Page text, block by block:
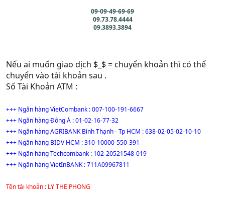
09-09-49-69-69
09.73.78.4444
09.3893.3894
Nếu ai muốn giao dịch $_$ = chuyển khoản thì có thể
chuyển vào tài khoản sau .
Số Tài Khoản ATM :
+++ Ngân hàng VietCombank : 007-100-191-6667
+++ Ngân hàng Đông Á : 01-02-16-77-32
+++ Ngân hàng AGRIBANK Bình Thạnh - Tp HCM : 638-02-05-02-10-10
+++ Ngân hàng BIDV HCM : 310-10000-550-391
+++ Ngân hàng Techcombank : 102-20521548-019
+++ Ngân hàng VietInBANK : 711A09967811
Tên tài khoản : LY THE PHONG